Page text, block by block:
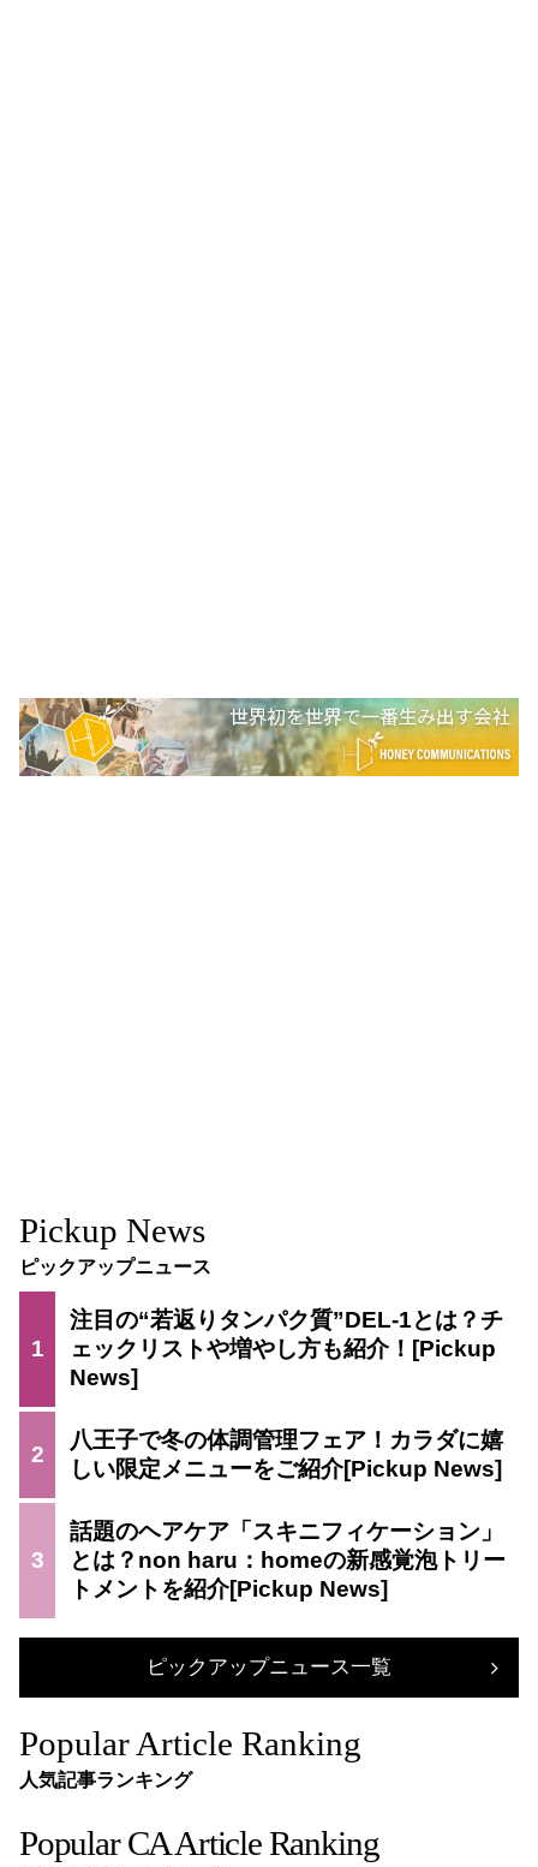
Pickup News
ピックアップニュース
1
注目の“若返りタンパク質”DEL-1とは？チ
ェックリストや増やし方も紹介！
2
八王子で冬の体調管理フェア！カラダに嬉
しい限定メニューをご紹介
3
話題のヘアケア「スキニフィケーション」
とは？non haru：homeの新感覚泡トリー
トメントを紹介
ピックアップニュース一覧
Popular Article Ranking
人気記事ランキング
Popular CA Article Ranking